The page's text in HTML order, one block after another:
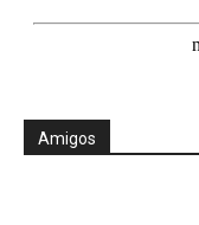
Amigos